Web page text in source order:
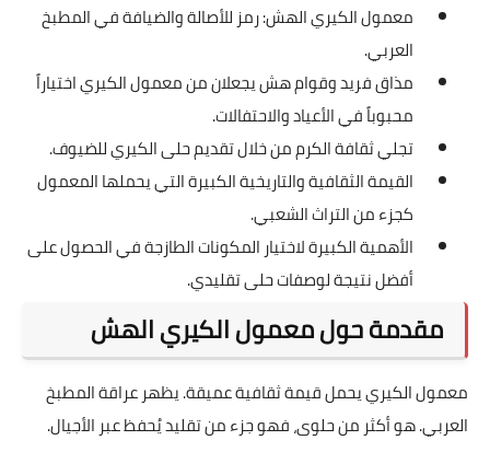
معمول الكيري الهش: رمز للأصالة والضيافة في المطبخ
العربي.
مذاق فريد وقوام هش يجعلان من معمول الكيري اختياراً
محبوباً في الأعياد والاحتفالات.
تجلي ثقافة الكرم من خلال تقديم حلى الكيري للضيوف.
القيمة الثقافية والتاريخية الكبيرة التي يحملها المعمول
كجزء من التراث الشعبي.
الأهمية الكبيرة لاختيار المكونات الطازجة في الحصول على
أفضل نتيجة لوصفات حلى تقليدي.
مقدمة حول معمول الكيري الهش
معمول الكيري يحمل قيمة ثقافية عميقة. يظهر عراقة المطبخ
العربي. هو أكثر من حلوى، فهو جزء من تقليد يُحفظ عبر الأجيال.